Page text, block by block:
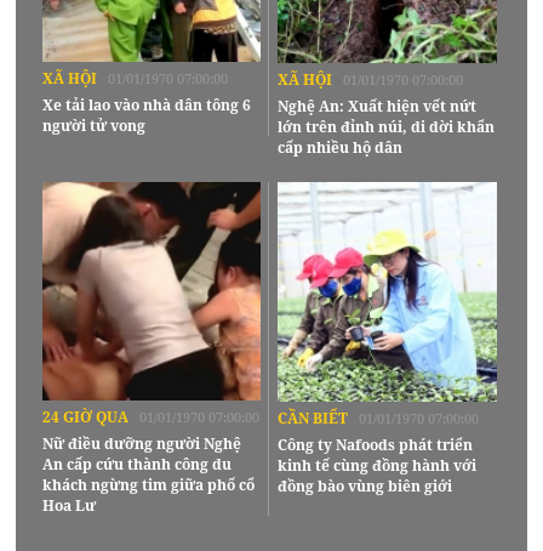
XÃ HỘI 01/01/1970 07:00:00
Xe tải lao vào nhà dân tông 6
người tử vong
XÃ HỘI 01/01/1970 07:00:00
Nghệ An: Xuất hiện vết nứt
lớn trên đỉnh núi, di dời khẩn
cấp nhiều hộ dân
24 GIỜ QUA 01/01/1970 07:00:00
Nữ điều dưỡng người Nghệ
An cấp cứu thành công du
khách ngừng tim giữa phố cổ
Hoa Lư
CẦN BIẾT 01/01/1970 07:00:00
Công ty Nafoods phát triển
kinh tế cùng đồng hành với
đồng bào vùng biên giới